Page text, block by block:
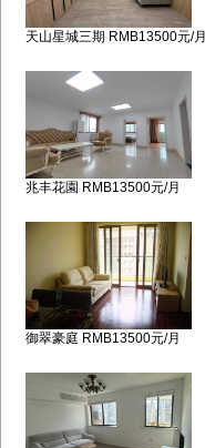
天山星城三期 RMB13500元/月
兆丰花園 RMB13500元/月
御翠豪庭 RMB13500元/月